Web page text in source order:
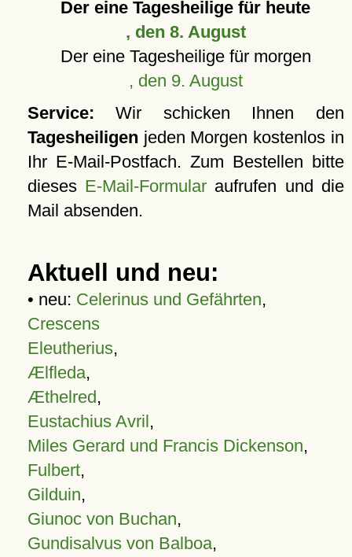
Der eine Tagesheilige für heute
, den 8. August
Der eine Tagesheilige für morgen
, den 9. August
Service: Wir schicken Ihnen den
Tagesheiligen jeden Morgen kostenlos in
Ihr E-Mail-Postfach. Zum Bestellen bitte
dieses E-Mail-Formular aufrufen und die
Mail absenden.
Aktuell und neu:
• neu: Celerinus und Gefährten,
Crescens
Eleutherius,
Ælfleda,
Æthelred,
Eustachius Avril,
Miles Gerard und Francis Dickenson,
Fulbert,
Gilduin,
Giunoc von Buchan,
Gundisalvus von Balboa,